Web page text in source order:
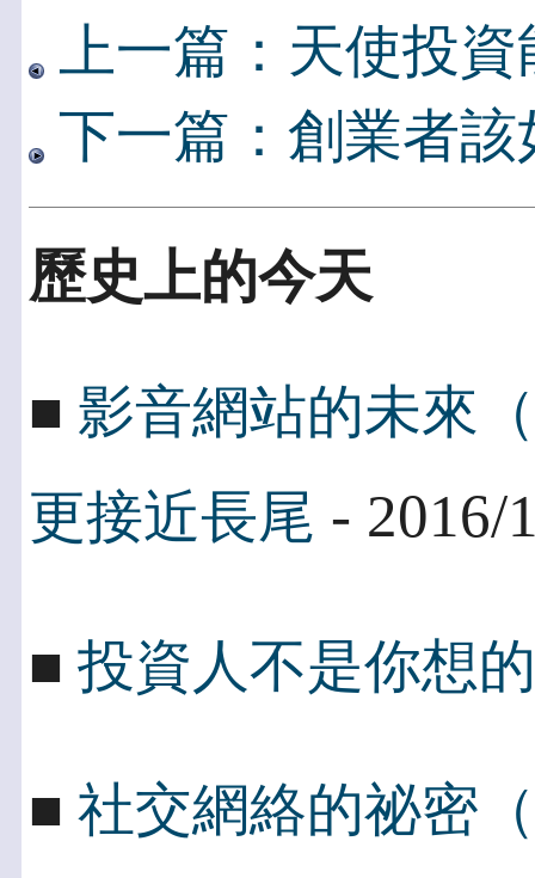
上一篇：天使投
下一篇：創業者
歷史上的今天
■ 影音網站的未來
更接近長尾 - 2016/
■ 投資人不是你想
■ 社交網絡的祕密